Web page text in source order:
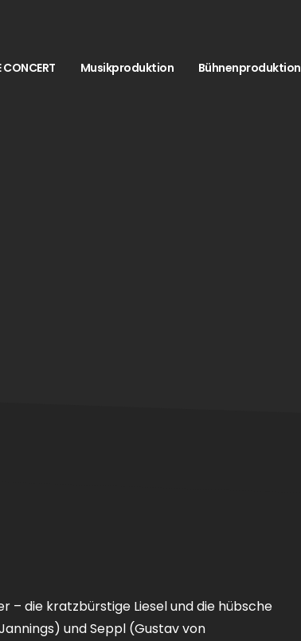
CONCERT Musikproduktion Bühnenproduktion
– die kratzbürstige Liesel und die hübsche
und Seppl (Gustav von